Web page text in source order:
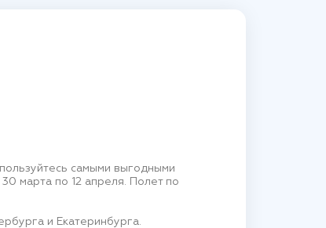
самыми выгодными
марта по 12 апреля. Полет по
и Екатеринбурга.